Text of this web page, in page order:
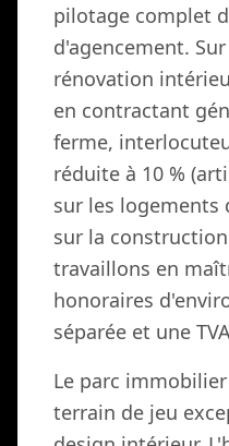
pilotage complet
d'agencement.
rénovation
en contractant
ferme,
réduite à 10 %
sur les logements
sur la
travaillons en
honoraires
séparée et une
Le parc
terrain de jeu